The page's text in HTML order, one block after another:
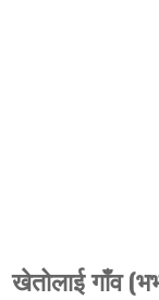
खेतोलाई गाँव